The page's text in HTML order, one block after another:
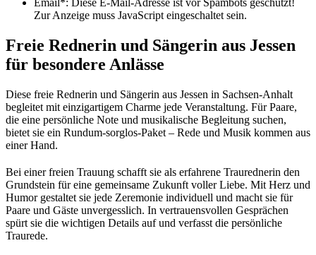
Zur Anzeige muss JavaScript eingeschaltet sein.
Freie Rednerin und Sängerin aus Jessen
für besondere Anlässe
Diese freie Rednerin und Sängerin aus Jessen in Sachsen-Anhalt
begleitet mit einzigartigem Charme jede Veranstaltung. Für Paare,
die eine persönliche Note und musikalische Begleitung suchen,
bietet sie ein Rundum-sorglos-Paket – Rede und Musik kommen aus
einer Hand.
Bei einer freien Trauung schafft sie als erfahrene Traurednerin den
Grundstein für eine gemeinsame Zukunft voller Liebe. Mit Herz und
Humor gestaltet sie jede Zeremonie individuell und macht sie für
Paare und Gäste unvergesslich. In vertrauensvollen Gesprächen
spürt sie die wichtigen Details auf und verfasst die persönliche
Traurede.